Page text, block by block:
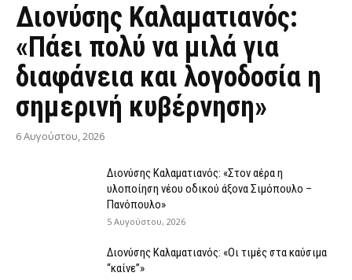
Διονύσης Καλαματιανός:
«Πάει πολύ να μιλά για
διαφάνεια και λογοδοσία η
σημερινή κυβέρνηση»
6 Αυγούστου, 2026
Διονύσης Καλαματιανός: «Στον αέρα η
υλοποίηση νέου οδικού άξονα Σιμόπουλο –
Πανόπουλο»
5 Αυγούστου, 2026
Διονύσης Καλαματιανός: «Οι τιμές στα καύσιμα
“καίνε”»